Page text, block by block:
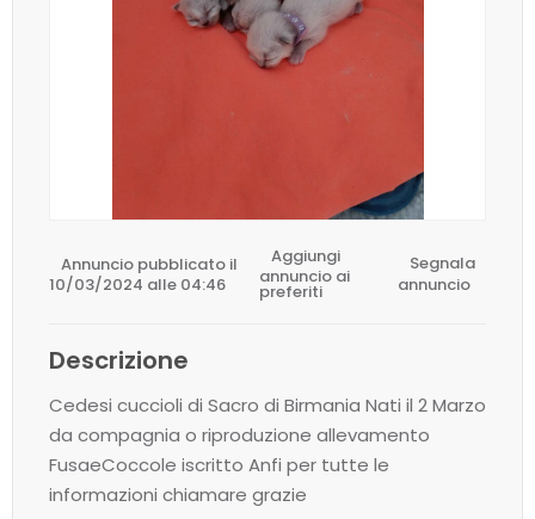
Annuncio pubblicato il
10/03/2024 alle 04:46
Aggiungi
annuncio ai
preferiti
Segnala
annuncio
Descrizione
Cedesi cuccioli di Sacro di Birmania Nati il 2 Marzo
da compagnia o riproduzione allevamento
FusaeCoccole iscritto Anfi per tutte le
informazioni chiamare grazie